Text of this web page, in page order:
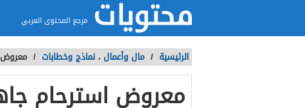
مرجع المحتوى العربي
الرئيسية / مال وأعمال ، نماذج وخطابات / معروض
معروض استرحام